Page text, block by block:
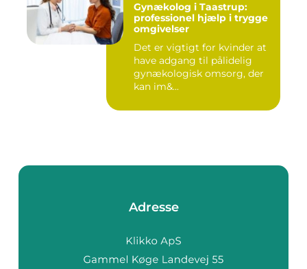
Gynækolog i Taastrup:
professionel hjælp i trygge
omgivelser
Det er vigtigt for kvinder at
have adgang til pålidelig
gynækologisk omsorg, der
kan im&...
Adresse